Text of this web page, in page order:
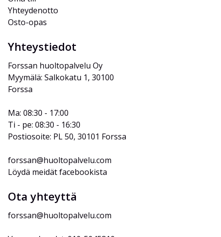
Yhteydenotto
Osto-opas
Yhteystiedot
Forssan huoltopalvelu Oy
Myymälä: Salkokatu 1, 30100
Forssa
Ma: 08:30 - 17:00
Ti - pe: 08:30 - 16:30
Postiosoite: PL 50, 30101 Forssa
forssan@huoltopalvelu.com
Löydä meidät facebookista
Ota yhteyttä
forssan@huoltopalvelu.com